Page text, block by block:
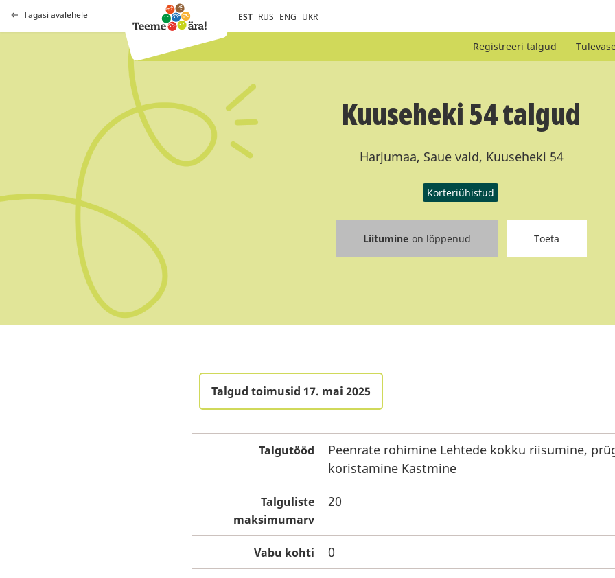
Tagasi avalehele EST RUS ENG UKR
Registreeri talgud
Kuuseheki 54 talgud
Harjumaa, Saue vald, Kuuseheki 54
Korteriühistud
Liitumine on lõppenud Toeta
Talgud toimusid 17. mai 2025
Talgutööd
Peenrate rohimine Lehtede kokku riisumine,
koristamine Kastmine
Talguliste
maksimumarv
20
Vabu kohti 0